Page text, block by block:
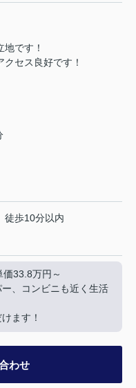
です！
セス良好です！
徒歩10分以内
33.8万円～
、コンビニも近く生活
ます！
わせ